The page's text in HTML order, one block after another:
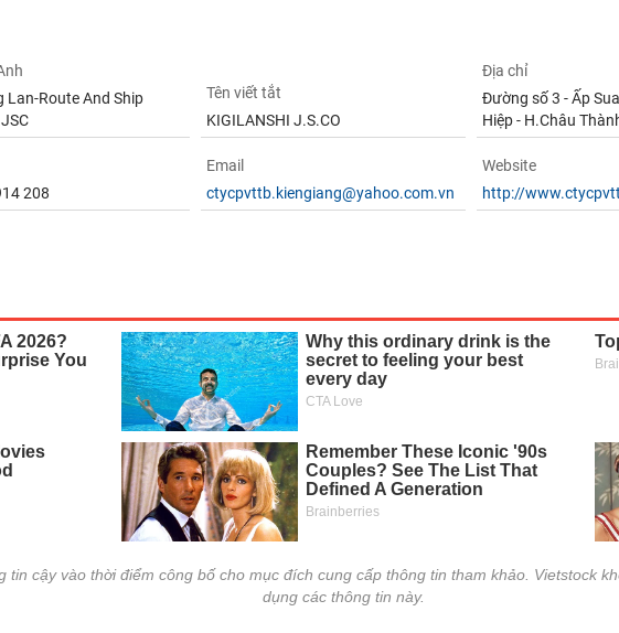
Lan-Route And Ship
Tên viết tắt
KIGILANSHI J.S.CO
Địa chỉ
Đường số 3 - Ấp
Hiệp - H.Châu
208
Email
ctycpvttb.kiengiang@yahoo.com.vn
Website
http://
tin cậy vào thời điểm công bố cho mục đích cung cấp thông tin tham khảo. Vietstock
dụng các thông tin này.